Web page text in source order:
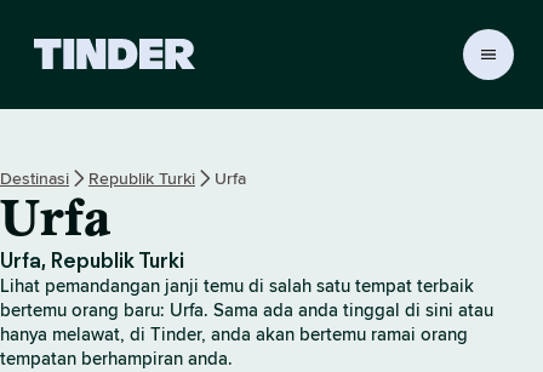
a
a
m
a
T
Destinasi Republik Turki Urfa
Urfa
Urfa, Republik Turki
Lihat pemandangan janji temu di salah satu tempat terbaik
bertemu orang baru: Urfa. Sama ada anda tinggal di sini atau
hanya melawat, di Tinder, anda akan bertemu ramai orang
tempatan berhampiran anda.